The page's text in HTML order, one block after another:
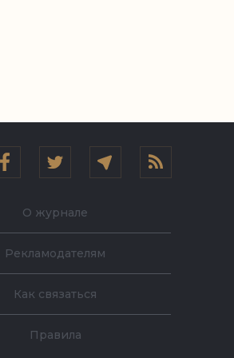
О журнале
Рекламодателям
Как связаться
Правила